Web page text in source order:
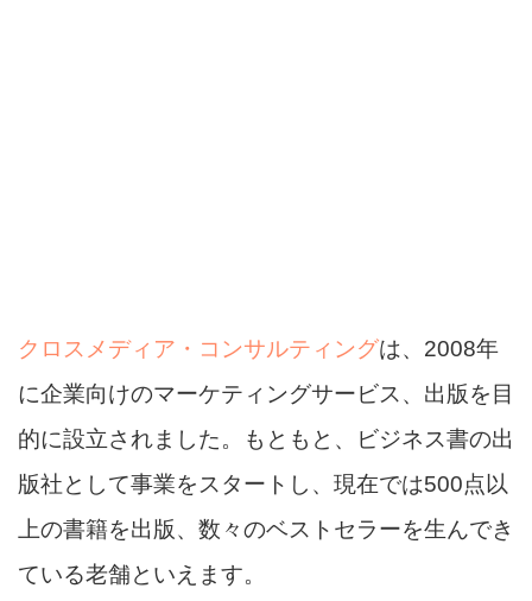
クロスメディア・コンサルティングは、2008年
に企業向けのマーケティングサービス、出版を目
的に設立されました。もともと、ビジネス書の出
版社として事業をスタートし、現在では500点以
上の書籍を出版、数々のベストセラーを生んでき
ている老舗といえます。